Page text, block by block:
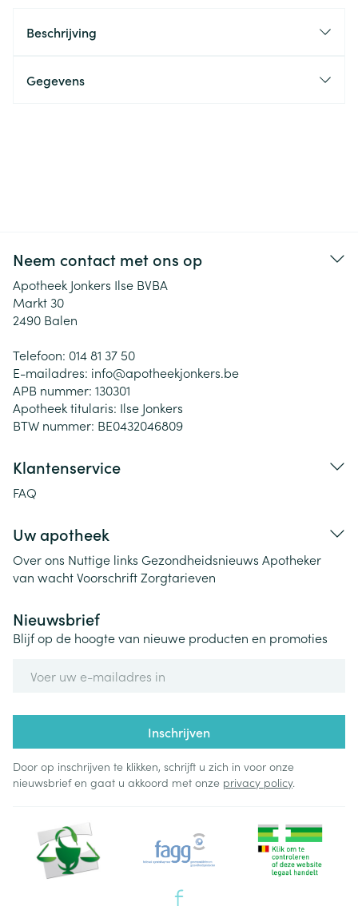
Beschrijving
Gegevens
Neem contact met ons op
Apotheek Jonkers Ilse BVBA
Markt 30
2490 Balen
Telefoon: 014 81 37 50
E-mailadres: info@apotheekjonkers.be
APB nummer: 130301
Apotheek titularis: Ilse Jonkers
BTW nummer: BE0432046809
Klantenservice
FAQ
Uw apotheek
Over ons Nuttige links Gezondheidsnieuws Apotheker
van wachtVoorschriftZorgtarieven
Nieuwsbrief
Blijf op de hoogte van nieuwe producten en promoties
Inschrijven
Door op inschrijven te klikken, schrijft u zich in voor onze
nieuwsbrief en gaat u akkoord met onze privacy policy.